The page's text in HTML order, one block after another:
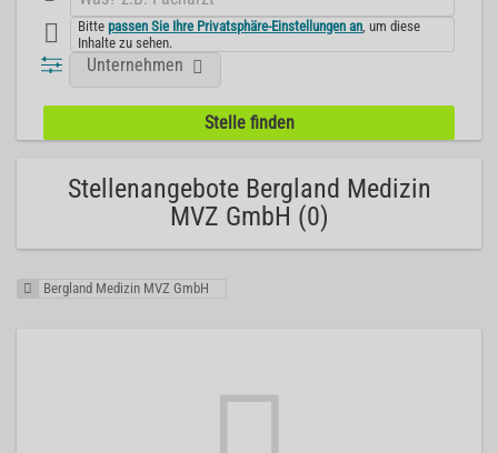
Bittepassen Sie Ihre Privatsphäre-Einstellungen an , um diese
Inhalte zu sehen.
Unternehmen
Stellenangebote Bergland Medizin
MVZ GmbH (0)
Bergland Medizin MVZ GmbH